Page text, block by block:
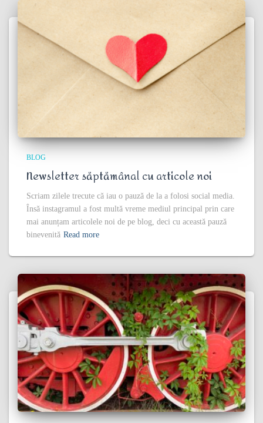
BLOG
Newsletter săptămânal cu articole noi
Scriam zilele trecute că iau o pauză de la a folosi social media.
Însă instagramul a fost multă vreme mediul principal prin care
mai anunțam articolele noi de pe blog, deci cu această pauză
binevenită Read more